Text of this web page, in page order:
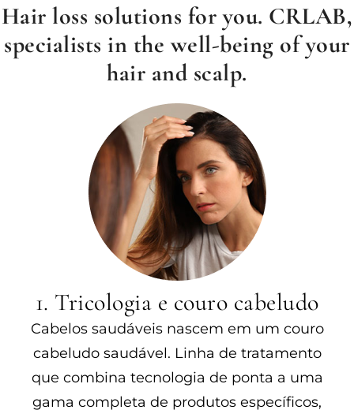
Hair loss solutions for you. CRLAB,
specialists in the well-being of your
hair and scalp.
1. Tricologia e couro cabeludo
Cabelos saudáveis nascem em um couro
cabeludo saudável. Linha de tratamento
que combina tecnologia de ponta a uma
gama completa de produtos específicos,